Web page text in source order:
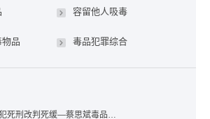
容留他人吸毒
品 毒品犯罪综合
六百公斤运毒案主犯死刑改判死缓—蔡思斌毒品犯罪辩护成功案例